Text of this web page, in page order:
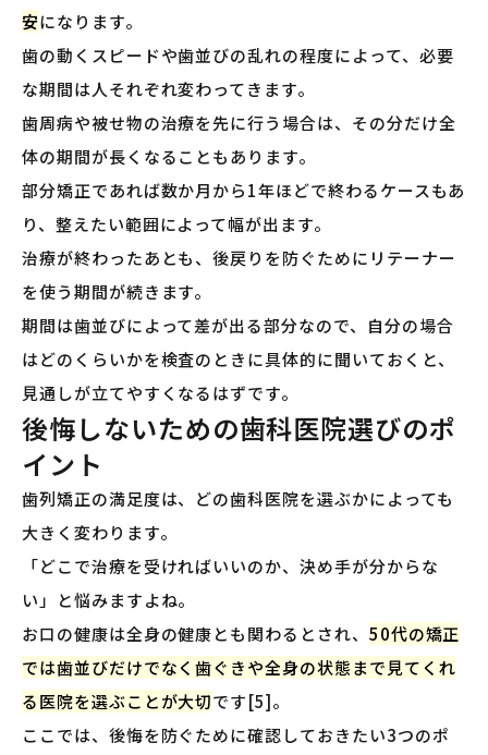
安になります。
歯の動くスピードや歯並びの乱れの程度によって、必要
な期間は人それぞれ変わってきます。
歯周病や被せ物の治療を先に行う場合は、その分だけ全
体の期間が長くなることもあります。
部分矯正であれば数か月から1年ほどで終わるケースもあ
り、整えたい範囲によって幅が出ます。
治療が終わったあとも、後戻りを防ぐためにリテーナー
を使う期間が続きます。
期間は歯並びによって差が出る部分なので、自分の場合
はどのくらいかを検査のときに具体的に聞いておくと、
見通しが立てやすくなるはずです。
後悔しないための歯科医院選びのポ
イント
歯列矯正の満足度は、どの歯科医院を選ぶかによっても
大きく変わります。
「どこで治療を受ければいいのか、決め手が分からな
い」と悩みますよね。
お口の健康は全身の健康とも関わるとされ、 50代の矯正
では歯並びだけでなく歯ぐきや全身の状態まで見てくれ
る医院を選ぶことが大切です[5]。
ここでは、後悔を防ぐために確認しておきたい3つのポ